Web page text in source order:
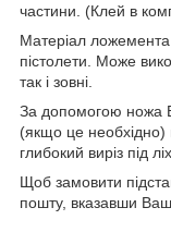
частини. (Клей в
Матеріал
пістолети. Може
так і зовні.
За допомогою ножа
(якщо це необхідно)
глибокий виріз під
Щоб замовити
пошту, вказавши